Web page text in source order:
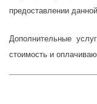
предоставлении
Дополнительные
стоимость и